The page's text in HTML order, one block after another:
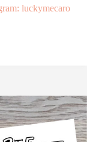
luckymecaro